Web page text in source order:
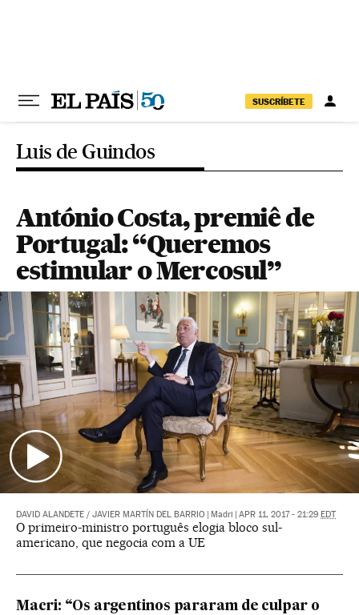
SUSCRÍBETE
Luis de Guindos
António Costa, premiê de
Portugal: “Queremos
estimular o Mercosul”
DAVID ALANDETE / JAVIER MARTÍN DEL BARRIO Madri APR 11, 2017 - 21:29 EDT
O primeiro-ministro português elogia bloco sul-
americano, que negocia com a UE
Macri: “Os argentinos pararam de culpar o